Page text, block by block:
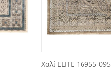
Χαλί ELITE 16955-095